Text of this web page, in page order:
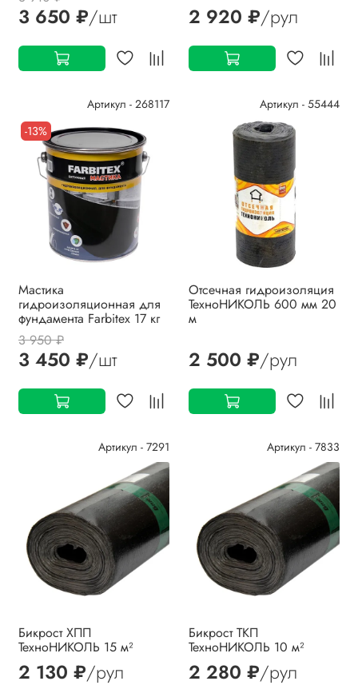
3 650 ₽/шт 2 920 ₽/рул
Артикул - 268117
-13%
Мастика
гидроизоляционная для
фундамента Farbitex 17 кг
3 950 ₽
3 450 ₽/шт
Артикул - 55444
Отсечная гидроизоляция
ТехноНИКОЛЬ 600 мм 20
м
2 500 ₽/рул
Артикул - 7291
Бикрост ХПП
ТехноНИКОЛЬ 15 м²
2 130 ₽/рул
Артикул - 7833
Бикрост ТКП
ТехноНИКОЛЬ 10 м²
2 280 ₽/рул